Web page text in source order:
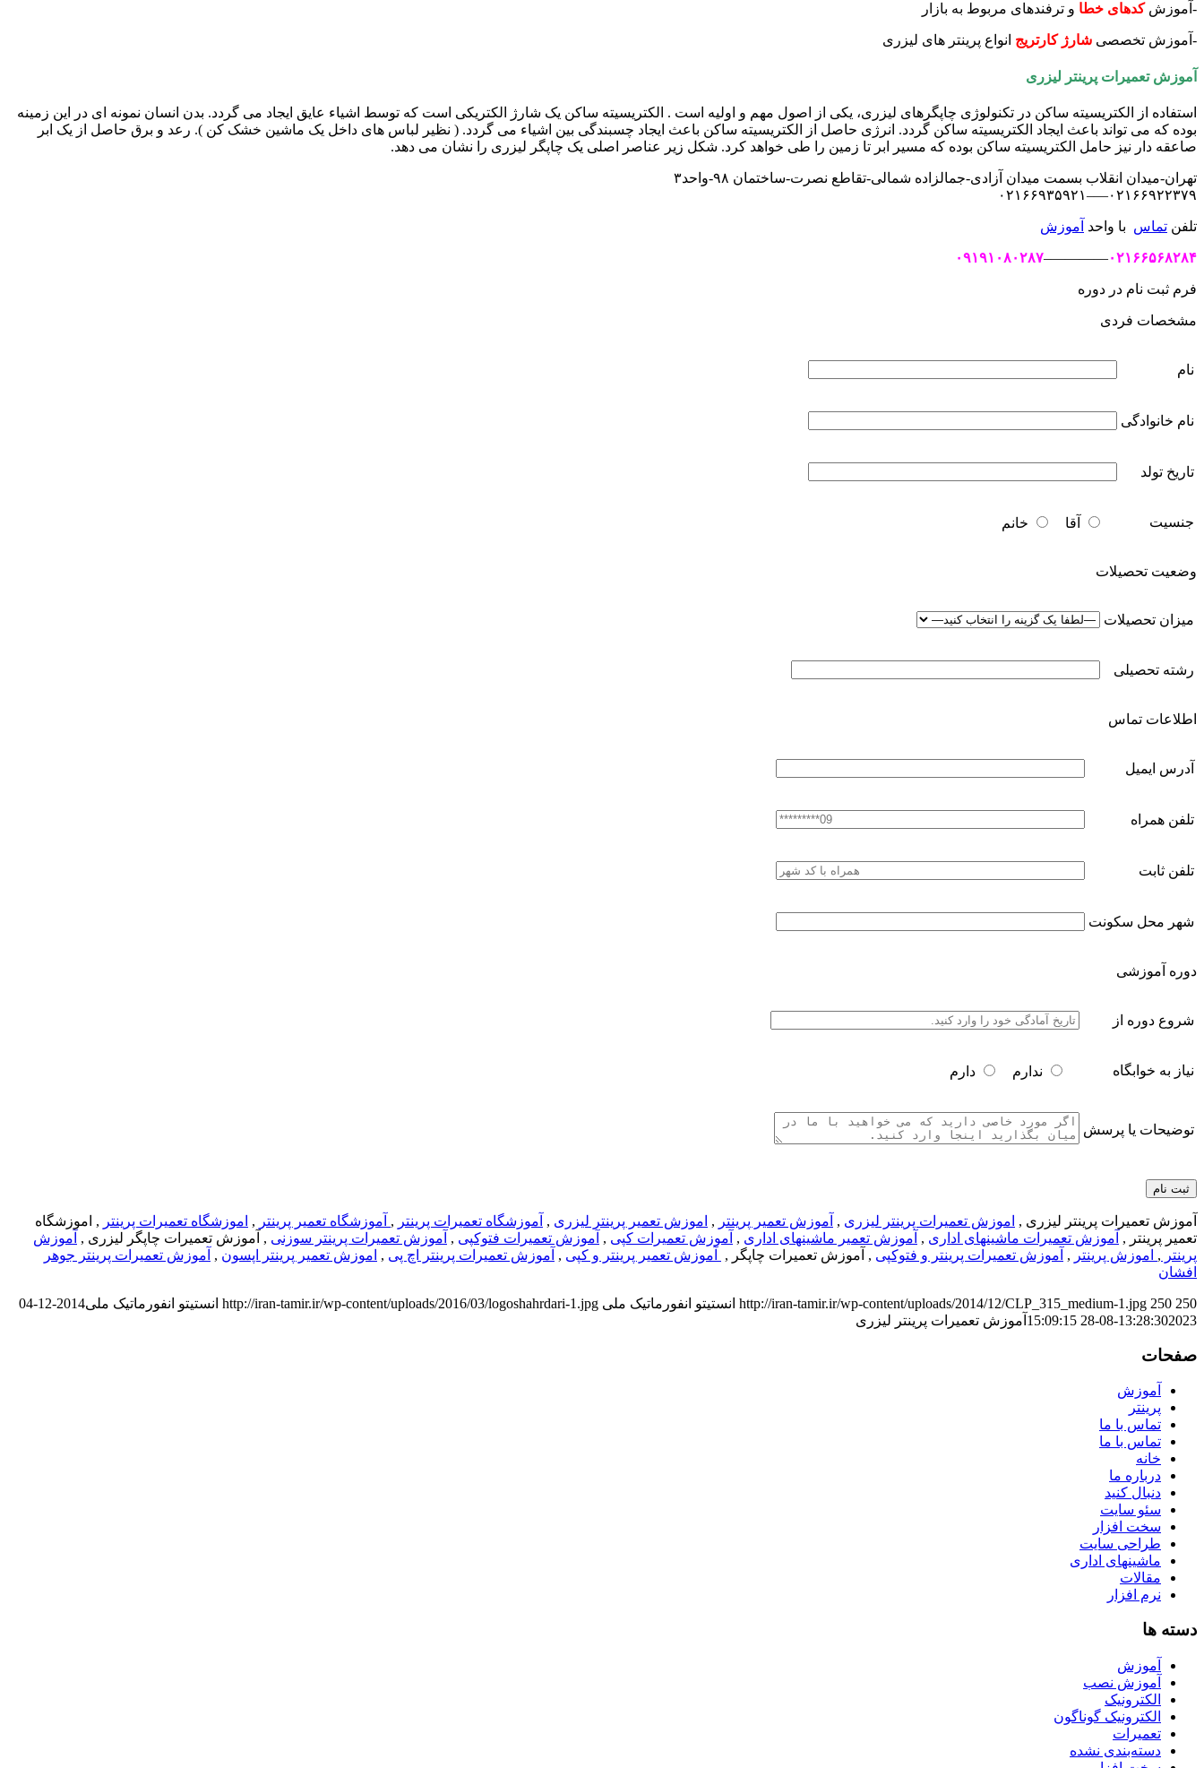
-آموزشکدهای خطا و ترفندهای مربوط به بازار
-آموزش تخصصی شارژ کارتریج انواع پرینتر های لیزری
آموزش تعمیرات پرینتر لیزری
استفاده از الکتریسیته ساکن در تکنولوژی چاپگرهای لیزری، یکی از اصول مهم و اولیه است . الکتریسیته ساکن یک شارژ الکتریکی است که توسط اشیاء عایق ایجاد می گردد. بدن انسان نمونه ای در این زمینه
بوده که می تواند باعث ایجاد الکتریسیته ساکن گردد. انرژی حاصل از الکتریسیته ساکن باعث ایجاد چسبندگی بین اشیاء می گردد. ( نظیر لباس های داخل یک ماشین خشک کن ). رعد و برق حاصل از یک ابر
صاعقه دار نیز حامل الکتریسیته ساکن بوده که مسیر ابر تا زمین را طی خواهد کرد. شکل زیر عناصر اصلی یک چاپگر لیزری را نشان می دهد.
تهران-میدان انقلاب بسمت میدان آزادی-جمالزاده شمالی-تقاطع نصرت-ساختمان ۹۸-واحد۳
۰۲۱۶۶۹۲۲۳۷۹—–۰۲۱۶۶۹۳۵۹۲۱
تلفن تماس با واحد آموزش
۰۲۱۶۶۵۶۸۲۸۴————–۰۹۱۹۱۰۸۰۲۸۷
فرم ثبت نام در دوره
مشخصات فردی
نام
نام خانوادگی
تاریخ تولد
جنسیت آقا خانم
وضعیت تحصیلات
میزان تحصیلات
رشته تحصیلی
اطلاعات تماس
آدرس ایمیل
تلفن همراه
تلفن ثابت
شهر محل سکونت
دوره آموزشی
شروع دوره از
نیاز به خوابگاه ندارم دارم
توضیحات یا پرسش
آموزش تعمیرات پرینتر لیزری , اموزش تعمیرات پرینتر لیزری , آموزش تعمیر پرینتر , اموزش تعمیر پرینتر لیزری , آموزشگاه تعمیرات پرینتر , آموزشگاه تعمیر پرینتر , اموزشگاه تعمیرات پرینتر , اموزشگاه
تعمیر پرینتر , آموزش تعمیرات ماشینهای اداری , آموزش تعمیر ماشینهای اداری , آموزش تعمیرات کپی , آموزش تعمیرات فتوکپی , آموزش تعمیرات پرینتر سوزنی , آموزش تعمیرات چاپگر لیزری , آموزش
پرینتر , اموزش پرینتر , آموزش تعمیرات پرینتر و فتوکپی , آموزش تعمیرات چاپگر , آموزش تعمیر پرینتر و کپی , آموزش تعمیرات پرینتر اچ پی , اموزش تعمیر پرینتر اپسون , آموزش تعمیرات پرینتر جوهر
افشان
http://iran-tamir.ir/wp-content/uploads/2014/12/CLP_315_medium-1.jpg 250 250 انستیتو انفورماتیک ملی http://iran-tamir.ir/wp-content/uploads/2016/03/logoshahrdari-1.jpg انستیتو انفورماتیک ملی
2014-12-04
13:28:302023-08-28 15:09:15 آموزش تعمیرات پرینتر لیزری
صفحات
آموزش
پرینتر
تماس با ما
تماس با ما
خانه
درباره ما
دنبال کنید
سئو سایت
سخت افزار
طراحی سایت
ماشینهای اداری
مقالات
نرم افزار
دسته ها
آموزش
آموزش نصب
الکترونیک
الکترونیک گوناگون
تعمیرات
دسته‌بندی نشده